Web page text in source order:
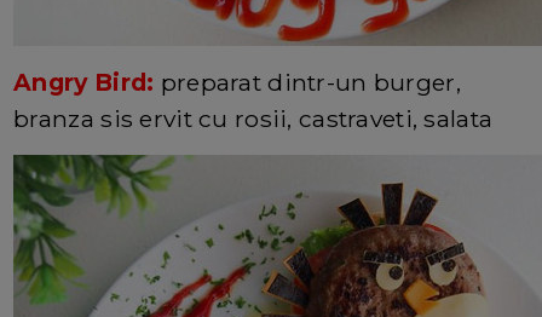
Angry Bird: preparat dintr-un burger,
branza sis ervit cu rosii, castraveti, salata